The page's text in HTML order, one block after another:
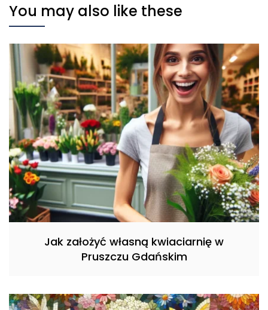
You may also like these
Jak założyć własną kwiaciarnię w
Pruszczu Gdańskim